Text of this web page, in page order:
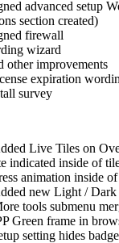
advanced setup
section created)
firewall
wizard
other improvements
expiration
survey
Live Tiles on
indicated inside of
animation inside
new Light /
tools submenu
Green frame in
setting hides